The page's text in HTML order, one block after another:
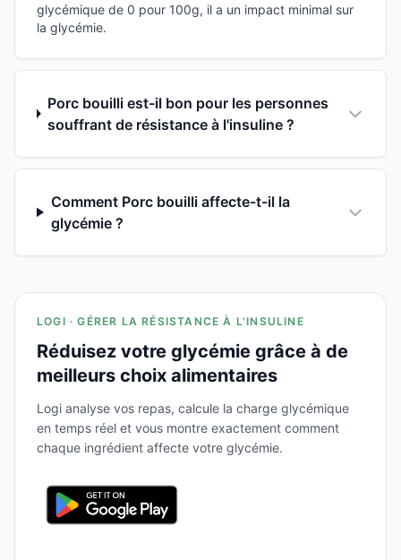
glycémique de 0 pour 100g, il a un impact minimal sur
la glycémie.
Porc bouilli est-il bon pour les personnes
souffrant de résistance à l'insuline ?
Comment Porc bouilli affecte-t-il la
glycémie ?
LOGI · GÉRER LA RÉSISTANCE À L'INSULINE
Réduisez votre glycémie grâce à de
meilleurs choix alimentaires
Logi analyse vos repas, calcule la charge glycémique
en temps réel et vous montre exactement comment
chaque ingrédient affecte votre glycémie.